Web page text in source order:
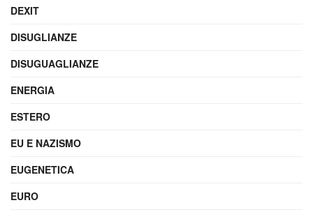
DEXIT
DISUGLIANZE
DISUGUAGLIANZE
ENERGIA
ESTERO
EU E NAZISMO
EUGENETICA
EURO